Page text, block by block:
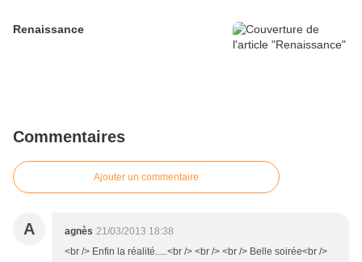
Renaissance
Commentaires
Ajouter un commentaire
A agnès 21/03/2013 18:38
<br /> Enfin la réalité.....<br /> <br /> <br /> Belle soirée<br />